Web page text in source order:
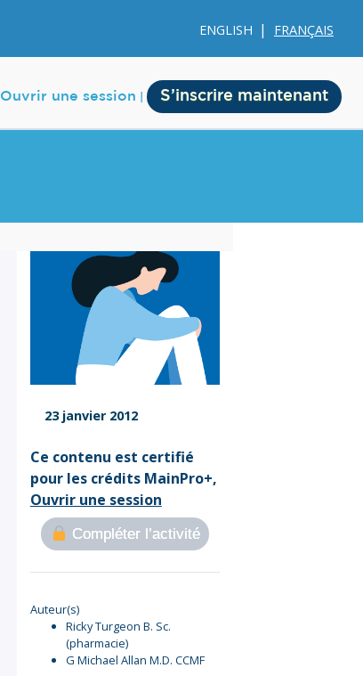
ENGLISH FRANÇAIS
Ouvrir une session S’inscrire maintenant
Membership
Account Membership
Credit History
Edit Profile
23 janvier 2012
Ce contenu est certifié
pour les crédits MainPro+,
Ouvrir une session
Compléter l’activité
Auteur(s)
Ricky Turgeon B. Sc.
(pharmacie)
G Michael Allan M.D. CCMF